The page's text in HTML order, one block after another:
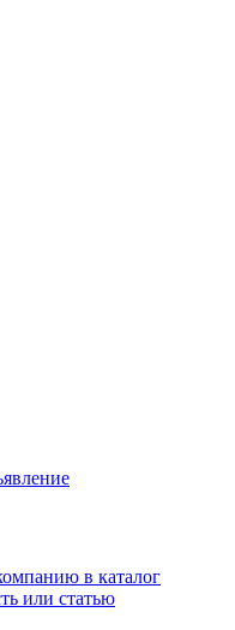
в каталог
или статью